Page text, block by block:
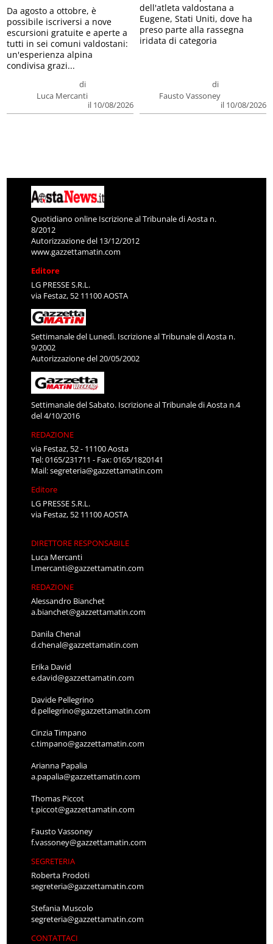
di
Luca Mercanti
il 10/08/2026
Da agosto a ottobre, è
possibile iscriversi a nove
escursioni gratuite e aperte a
tutti in sei comuni valdostani:
un'esperienza alpina
condivisa grazi...
di
Fausto Vassoney
il 10/08/2026
dell'atleta valdostana a
Eugene, Stati Uniti, dove ha
preso parte alla rassegna
iridata di categoria
Quotidiano online Iscrizione al Tribunale di Aosta n.
8/2012
Autorizzazione del 13/12/2012
www.gazzettamatin.com
Editore
LG PRESSE S.R.L.
via Festaz, 52 11100 AOSTA
Settimanale del Lunedì. Iscrizione al Tribunale di Aosta n.
9/2002
Autorizzazione del 20/05/2002
Settimanale del Sabato. Iscrizione al Tribunale di Aosta n.4
del 4/10/2016
REDAZIONE
via Festaz, 52 - 11100 Aosta
Tel: 0165/231711 - Fax: 0165/1820141
Mail:segreteria@gazzettamatin.com
Editore
LG PRESSE S.R.L.
via Festaz, 52 11100 AOSTA
DIRETTORE RESPONSABILE
Luca Mercanti
l.mercanti@gazzettamatin.com
REDAZIONE
Alessandro Bianchet
a.bianchet@gazzettamatin.com
Danila Chenal
d.chenal@gazzettamatin.com
Erika David
e.david@gazzettamatin.com
Davide Pellegrino
d.pellegrino@gazzettamatin.com
Cinzia Timpano
c.timpano@gazzettamatin.com
Arianna Papalia
a.papalia@gazzettamatin.com
Thomas Piccot
t.piccot@gazzettamatin.com
Fausto Vassoney
f.vassoney@gazzettamatin.com
SEGRETERIA
Roberta Prodoti
segreteria@gazzettamatin.com
Stefania Muscolo
segreteria@gazzettamatin.com
CONTATTACI